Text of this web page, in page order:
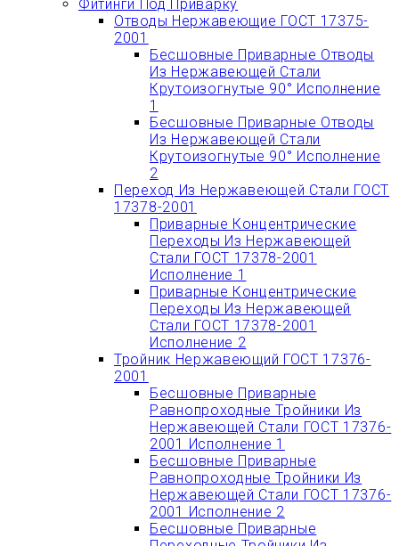
Фитинги Под Приварку
Отводы Нержавеющие ГОСТ 17375-
2001
Бесшовные Приварные Отводы
Из Нержавеющей Стали
Крутоизогнутые 90° Исполнение
1
Бесшовные Приварные Отводы
Из Нержавеющей Стали
Крутоизогнутые 90° Исполнение
2
Переход Из Нержавеющей Стали ГОСТ
17378-2001
Приварные Концентрические
Переходы Из Нержавеющей
Стали ГОСТ 17378-2001
Исполнение 1
Приварные Концентрические
Переходы Из Нержавеющей
Стали ГОСТ 17378-2001
Исполнение 2
Тройник Нержавеющий ГОСТ 17376-
2001
Бесшовные Приварные
Равнопроходные Тройники Из
Нержавеющей Стали ГОСТ 17376-
2001 Исполнение 1
Бесшовные Приварные
Равнопроходные Тройники Из
Нержавеющей Стали ГОСТ 17376-
2001 Исполнение 2
Бесшовные Приварные